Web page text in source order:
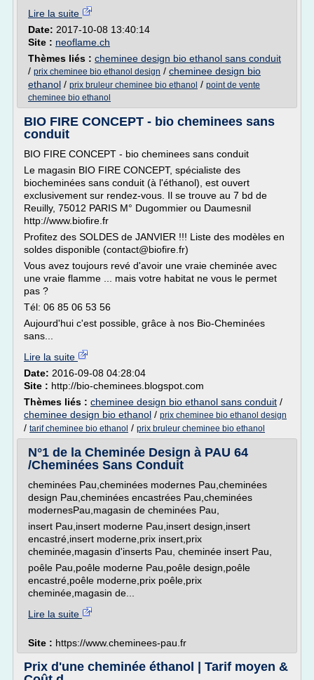
Lire la suite
Date: 2017-10-08 13:40:14
Site : neoflame.ch
Thèmes liés : cheminee design bio ethanol sans conduit
/ prix cheminee bio ethanol design / cheminee design bio
ethanol / prix bruleur cheminee bio ethanol / point de vente
cheminee bio ethanol
BIO FIRE CONCEPT - bio cheminees sans
conduit
BIO FIRE CONCEPT - bio cheminees sans conduit
Le magasin BIO FIRE CONCEPT, spécialiste des
biocheminées sans conduit (à l'éthanol), est ouvert
exclusivement sur rendez-vous. Il se trouve au 7 bd de
Reuilly, 75012 PARIS M° Dugommier ou Daumesnil
http://www.biofire.fr
Profitez des SOLDES de JANVIER !!! Liste des modèles en
soldes disponible (contact@biofire.fr)
Vous avez toujours revé d'avoir une vraie cheminée avec
une vraie flamme ... mais votre habitat ne vous le permet
pas ?
Tél: 06 85 06 53 56
Aujourd'hui c'est possible, grâce à nos Bio-Cheminées
sans...
Lire la suite
Date: 2016-09-08 04:28:04
Site : http://bio-cheminees.blogspot.com
Thèmes liés : cheminee design bio ethanol sans conduit /
cheminee design bio ethanol / prix cheminee bio ethanol design
/ tarif cheminee bio ethanol / prix bruleur cheminee bio ethanol
N°1 de la Cheminée Design à PAU 64
/Cheminées Sans Conduit
cheminées Pau,cheminées modernes Pau,cheminées
design Pau,cheminées encastrées Pau,cheminées
modernesPau,magasin de cheminées Pau,
insert Pau,insert moderne Pau,insert design,insert
encastré,insert moderne,prix insert,prix
cheminée,magasin d'inserts Pau, cheminée insert Pau,
poêle Pau,poêle moderne Pau,poêle design,poêle
encastré,poêle moderne,prix poêle,prix
cheminée,magasin de...
Lire la suite
Site : https://www.cheminees-pau.fr
Prix d'une cheminée éthanol | Tarif moyen &